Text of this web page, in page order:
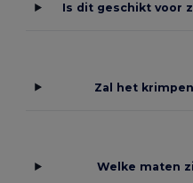
Is dit geschikt voor
Zal het
Welke maten